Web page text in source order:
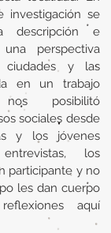
investigación se
descripción e
perspectiva
ciudades y las
en un trabajo
posibilitó
sociales desde
y los jóvenes
los
participante y no
les dan cuerpo
aquí